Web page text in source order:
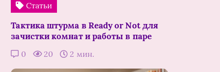
Статьи
Тактика штурма в Ready or Not для
зачистки комнат и работы в паре
0 20 2 мин.